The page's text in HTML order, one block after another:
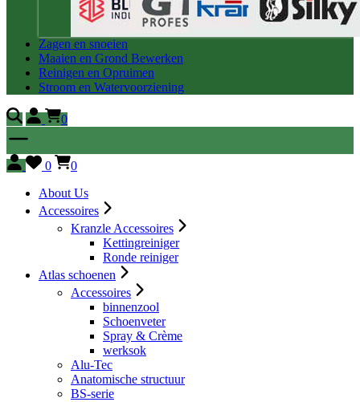
Zagen en snoeien
Maaien en Grond Bewerken
Reinigen en Opruimen
Stroom en Watervoorziening
0
0
0
About Us
Accessoires
Kranzle Accessoires
Kettingreiniger
Ronde reiniger
Atlas schoenen
Accessoires
binnenzool
Schoenveter
Spray & Crème
werksok
Alu-Tec
Anatomische structuur
BS-serie